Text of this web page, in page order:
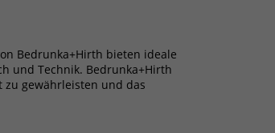
Bedrunka+Hirth bieten ideale
und Technik. Bedrunka+Hirth
gewährleisten und das